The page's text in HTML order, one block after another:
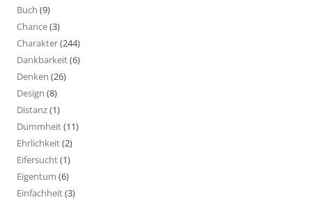
Buch (9)
Chance(3)
Charakter(244)
Dankbarkeit(6)
Denken (26)
Design (8)
Distanz(1)
Dummheit(11)
Ehrlichkeit(2)
Eifersucht(1)
Eigentum (6)
Einfachheit(3)